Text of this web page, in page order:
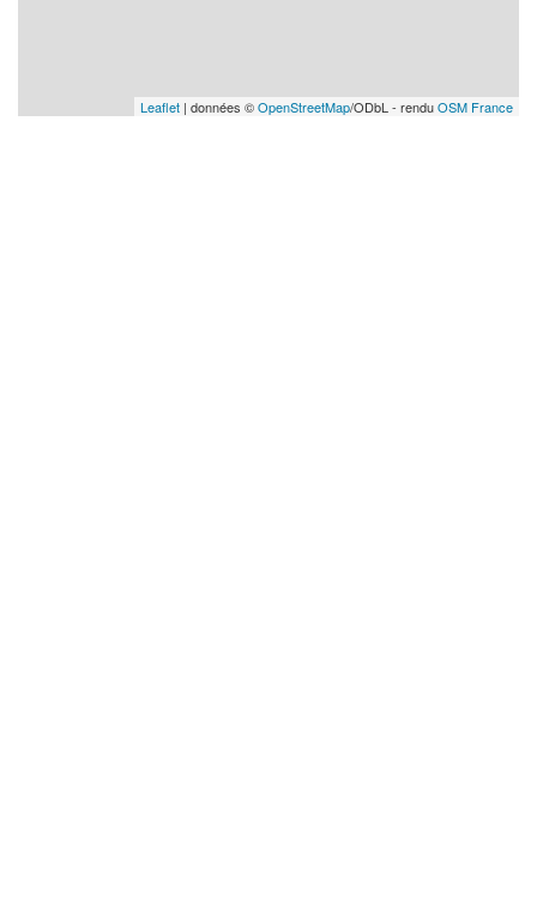
Leaflet | données ©OpenStreetMap/ODbL - renduOSM France